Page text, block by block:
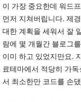
이 가장 중요한데 워드
먼저 지쳐버립니다. 제
대한 계획을 세워서 잘
람에 몇 개월간 블로그
이미 하고 있었지만요.
료테마에서 적당히 가
서 최소한만 코드를 손